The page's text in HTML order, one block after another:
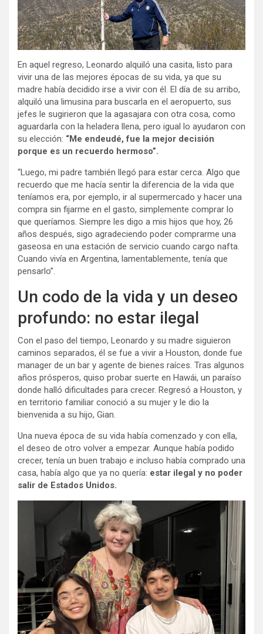
En aquel regreso, Leonardo alquiló una casita, listo para
vivir una de las mejores épocas de su vida, ya que su
madre había decidido irse a vivir con él. El día de su arribo,
alquiló una limusina para buscarla en el aeropuerto, sus
jefes le sugirieron que la agasajara con otra cosa, como
aguardarla con la heladera llena, pero igual lo ayudaron con
su elección: “Me endeudé, fue la mejor decisión
porque es un recuerdo hermoso”.
“Luego, mi padre también llegó para estar cerca. Algo que
recuerdo que me hacía sentir la diferencia de la vida que
teníamos era, por ejemplo, ir al supermercado y hacer una
compra sin fijarme en el gasto, simplemente comprar lo
que queríamos. Siempre les digo a mis hijos que hoy, 26
años después, sigo agradeciendo poder comprarme una
gaseosa en una estación de servicio cuando cargo nafta.
Cuando vivía en Argentina, lamentablemente, tenía que
pensarlo”.
Un codo de la vida y un deseo
profundo: no estar ilegal
Con el paso del tiempo, Leonardo y su madre siguieron
caminos separados, él se fue a vivir a Houston, donde fue
manager de un bar y agente de bienes raíces. Tras algunos
años prósperos, quiso probar suerte en Hawái, un paraíso
donde halló dificultades para crecer. Regresó a Houston, y
en territorio familiar conoció a su mujer y le dio la
bienvenida a su hijo, Gian.
Una nueva época de su vida había comenzado y con ella,
el deseo de otro volver a empezar. Aunque había podido
crecer, tenía un buen trabajo e incluso había comprado una
casa, había algo que ya no quería: estar ilegal y no poder
salir de Estados Unidos.